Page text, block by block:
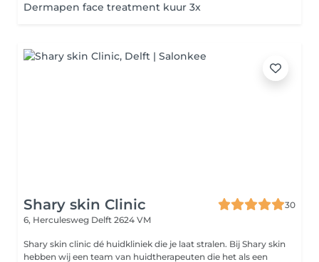
Dermapen face treatment kuur 3x
Shary skin Clinic
30
6, Herculesweg Delft 2624 VM
Shary skin clinic dé huidkliniek die je laat stralen. Bij Shary skin
hebben wij een team van huidtherapeuten die het als een